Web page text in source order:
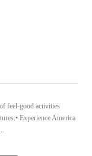
feel-good activities
Experience America